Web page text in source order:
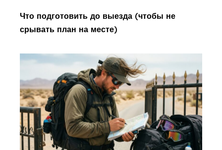
Что подготовить до выезда (чтобы не
срывать план на месте)